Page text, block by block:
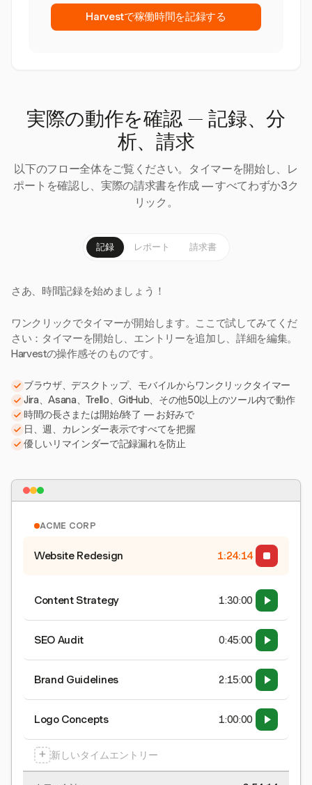
Harvestで稼働時間を記録する
実際の動作を確認 — 記録、分
析、請求
以下のフロー全体をご覧ください。タイマーを開始し、レ
ポートを確認し、実際の請求書を作成 — すべてわずか3ク
リック。
記録 レポート 請求書
さあ、時間記録を始めましょう！
ワンクリックでタイマーが開始します。ここで試してみてくだ
さい：タイマーを開始し、エントリーを追加し、詳細を編集。
Harvestの操作感そのものです。
ブラウザ、デスクトップ、モバイルからワンクリックタイマー
Jira、Asana、Trello、GitHub、その他50以上のツール内で動作
時間の長さまたは開始/終了 — お好みで
日、週、カレンダー表示ですべてを把握
優しいリマインダーで記録漏れを防止
ACME CORP
Website Redesign 1:24:15
Content Strategy 1:30:00
SEO Audit 0:45:00
Brand Guidelines 2:15:00
Logo Concepts 1:00:00
+ 新しいタイムエントリー